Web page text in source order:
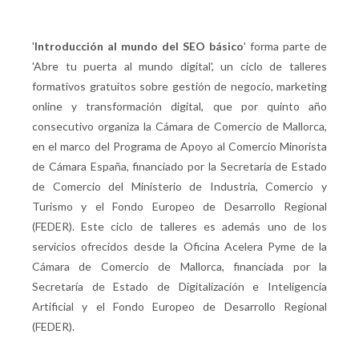
'Introducción al mundo del SEO básico' forma parte de
'Abre tu puerta al mundo digital', un ciclo de talleres
formativos gratuitos sobre gestión de negocio, marketing
online y transformación digital, que por quinto año
consecutivo organiza la Cámara de Comercio de Mallorca,
en el marco del Programa de Apoyo al Comercio Minorista
de Cámara España, financiado por la Secretaria de Estado
de Comercio del Ministerio de Industria, Comercio y
Turismo y el Fondo Europeo de Desarrollo Regional
(FEDER). Este ciclo de talleres es además uno de los
servicios ofrecidos desde la Oficina Acelera Pyme de la
Cámara de Comercio de Mallorca, financiada por la
Secretaría de Estado de Digitalización e Inteligencia
Artificial y el Fondo Europeo de Desarrollo Regional
(FEDER).